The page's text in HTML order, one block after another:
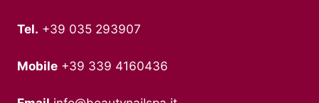
Tel. +39 035 293907
Mobile +39 339 4160436